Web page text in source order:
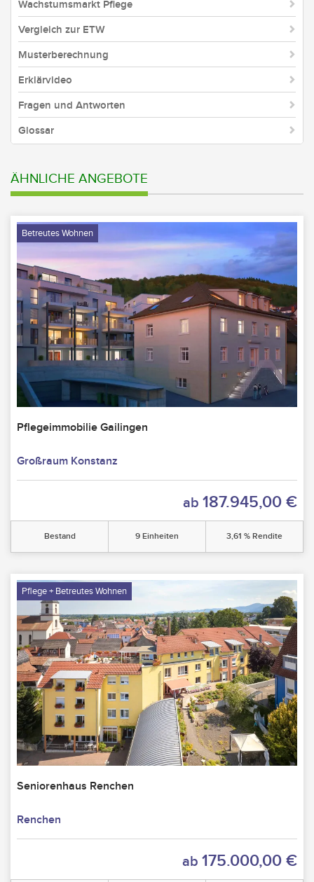
Wachstumsmarkt Pflege
Vergleich zur ETW
Musterberechnung
Erklärvideo
Fragen und Antworten
Glossar
ÄHNLICHE ANGEBOTE
Betreutes Wohnen
Pflegeimmobilie Gailingen
Großraum Konstanz
ab 187.945,00 €
Bestand 9 Einheiten 3,61 % Rendite
Pflege + Betreutes Wohnen
Seniorenhaus Renchen
Renchen
ab 175.000,00 €